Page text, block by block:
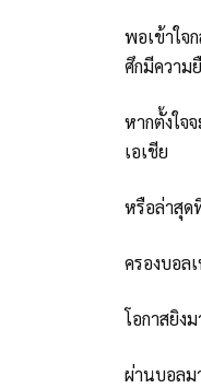
พอเข้าใจ
ศึกมีความ
หากตั้งใจ
เอเชีย
หรือล่าสุด
ครองบอล
โอกาสยิง
ผ่านบอลม